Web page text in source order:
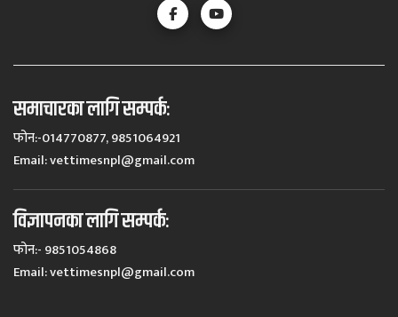
समाचारका लागि सम्पर्कः
फोन:-014770877, 9851064921
Email:vettimesnpl@gmail.com
विज्ञापनका लागि सम्पर्कः
फोन:- 9851054868
Email:vettimesnpl@gmail.com